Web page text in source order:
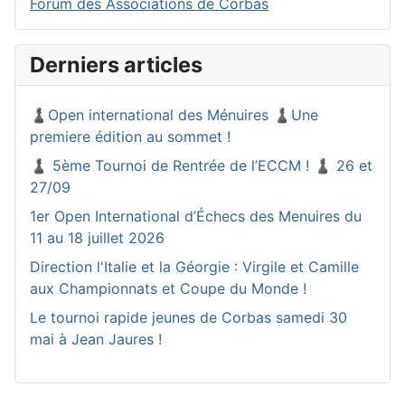
Derniers articles
♟️Open international des Ménuires ♟️Une
premiere édition au sommet !
♟️ 5ème Tournoi de Rentrée de l’ECCM ! ♟️ 26 et
27/09
1er Open International d’Échecs des Menuires du
11 au 18 juillet 2026
Direction l'Italie et la Géorgie : Virgile et Camille
aux Championnats et Coupe du Monde !
Le tournoi rapide jeunes de Corbas samedi 30
mai à Jean Jaures !